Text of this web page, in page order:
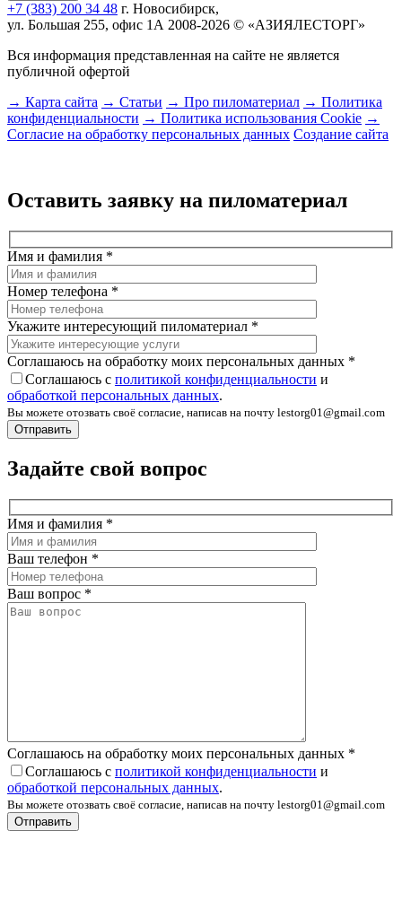
+7 (383) 200 34 48 г. Новосибирск,
ул. Большая 255, офис 1А 2008-2026 © «АЗИЯЛЕСТОРГ»
Вся информация представленная на сайте не является
публичной офертой
→ Карта сайта → Статьи → Про пиломатериал → Политика
конфиденциальности → Политика использования Cookie →
Согласие на обработку персональных данных Создание сайта
Оставить заявку на пиломатериал
Имя и фамилия *
Номер телефона *
Укажите интересующий пиломатериал *
Соглашаюсь на обработку моих персональных данных *
Соглашаюсь с политикой конфиденциальности и
обработкой персональных данных.
Вы можете отозвать своё согласие, написав на почту lestorg01@gmail.com
Задайте свой вопрос
Имя и фамилия *
Ваш телефон *
Ваш вопрос *
Соглашаюсь на обработку моих персональных данных *
Соглашаюсь с политикой конфиденциальности и
обработкой персональных данных.
Вы можете отозвать своё согласие, написав на почту lestorg01@gmail.com